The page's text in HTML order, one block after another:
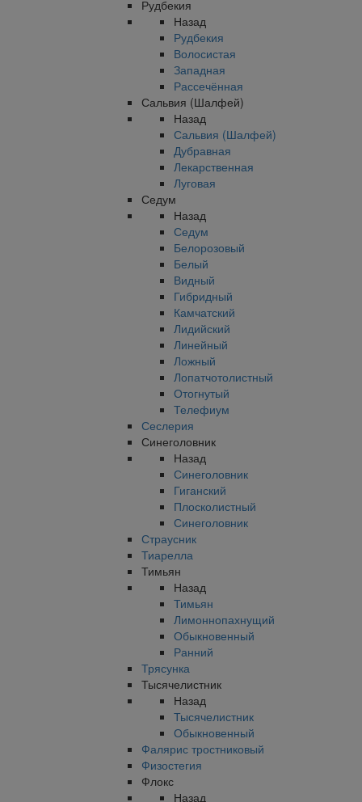
Рудбекия
Назад
Рудбекия
Волосистая
Западная
Рассечённая
Сальвия (Шалфей)
Назад
Сальвия (Шалфей)
Дубравная
Лекарственная
Луговая
Седум
Назад
Седум
Белорозовый
Белый
Видный
Гибридный
Камчатский
Лидийский
Линейный
Ложный
Лопатчотолистный
Отогнутый
Телефиум
Сеслерия
Синеголовник
Назад
Синеголовник
Гиганский
Плосколистный
Синеголовник
Страусник
Тиарелла
Тимьян
Назад
Тимьян
Лимоннопахнущий
Обыкновенный
Ранний
Трясунка
Тысячелистник
Назад
Тысячелистник
Обыкновенный
Фалярис тростниковый
Физостегия
Флокс
Назад